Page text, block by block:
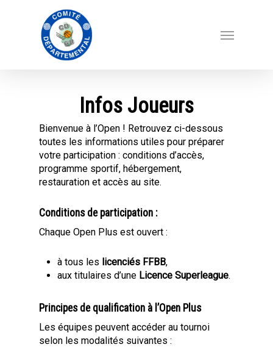
Infos Joueurs
Bienvenue à l’Open ! Retrouvez ci-dessous
toutes les informations utiles pour préparer
votre participation : conditions d’accès,
programme sportif, hébergement,
restauration et accès au site.
Conditions de participation :
Chaque Open Plus est ouvert :
à tous les licenciés FFBB,
aux titulaires d’une Licence Superleague.
Principes de qualification à l’Open Plus
Les équipes peuvent accéder au tournoi
selon les modalités suivantes :